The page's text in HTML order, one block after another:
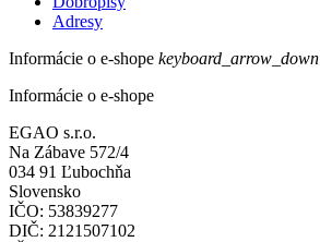
Adresy
Informácie o e-shope keyboard_arrow_down
Informácie o e-shope
EGAO s.r.o.
Na Zábave 572/4
034 91 Ľubochňa
Slovensko
IČO: 53839277
DIČ: 2121507102